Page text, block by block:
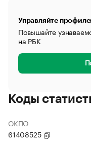
Управляйте
Повышайте
на РБК
Коды
ОКПО
61408525